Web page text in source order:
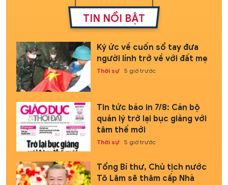
TIN NỔI BẬT
Ký ức về cuốn sổ tay đưa
người lính trở về với đất mẹ
Thời sự 5 giờ trước
Tin tức báo in 7/8: Cán bộ
quản lý trở lại bục giảng với
tâm thế mới
Thời sự 5 giờ trước
Tổng Bí thư, Chủ tịch nước
Tô Lâm sẽ thăm cấp Nhà